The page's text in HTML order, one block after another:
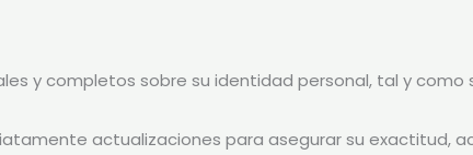
y completos sobre su identidad personal, tal y
actualizaciones para asegurar su exactitud,